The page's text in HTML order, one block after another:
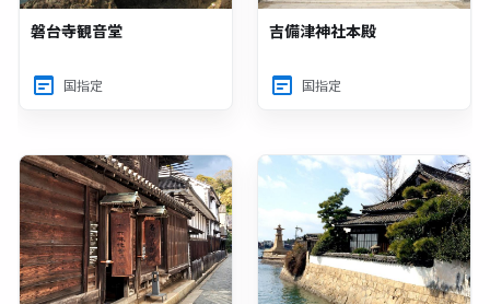
磐台寺観音堂
国指定
吉備津神社本殿
国指定